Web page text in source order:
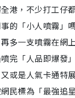
港，不少打工仔
的「小人噴霧」
再多一支噴霧在網
完「人品即爆發
或是人氣卡通特
民標為「最強追